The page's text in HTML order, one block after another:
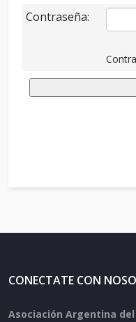
Contraseña:
CONECTATE CON
Asociación Argentina del